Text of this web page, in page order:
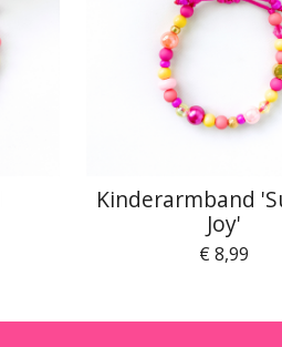
Kinderarmband
Joy'
€ 8,99